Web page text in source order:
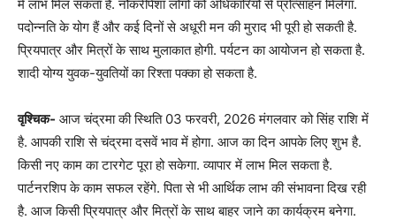
में लाभ मिल सकता है. नौकरीपेशा लोगों को अधिकारियों से प्रोत्साहन मिलेगा.
पदोन्नति के योग हैं और कई दिनों से अधूरी मन की मुराद भी पूरी हो सकती है.
प्रियपात्र और मित्रों के साथ मुलाकात होगी. पर्यटन का आयोजन हो सकता है.
शादी योग्य युवक-युवतियों का रिश्ता पक्का हो सकता है.
वृश्चिक- आज चंद्रमा की स्थिति 03 फरवरी, 2026 मंगलवार को सिंह राशि में
है. आपकी राशि से चंद्रमा दसवें भाव में होगा. आज का दिन आपके लिए शुभ है.
किसी नए काम का टारगेट पूरा हो सकेगा. व्यापार में लाभ मिल सकता है.
पार्टनरशिप के काम सफल रहेंगे. पिता से भी आर्थिक लाभ की संभावना दिख रही
है. आज किसी प्रियपात्र और मित्रों के साथ बाहर जाने का कार्यक्रम बनेगा.